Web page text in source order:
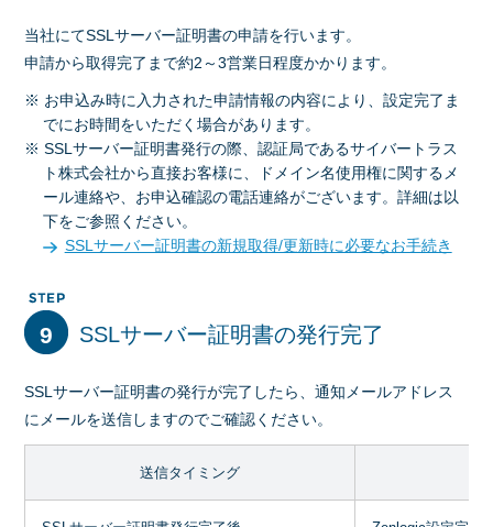
当社にてSSLサーバー証明書の申請を行います。
申請から取得完了まで約2～3営業日程度かかります。
※ お申込み時に入力された申請情報の内容により、設定完了ま
でにお時間をいただく場合があります。
※ SSLサーバー証明書発行の際、認証局であるサイバートラス
ト株式会社から直接お客様に、ドメイン名使用権に関するメ
ール連絡や、お申込確認の電話連絡がございます。詳細は以
下をご参照ください。
SSLサーバー証明書の新規取得/更新時に必要なお手続き
9 SSLサーバー証明書の発行完了
SSLサーバー証明書の発行が完了したら、通知メールアドレス
にメールを送信しますのでご確認ください。
送信タイミング